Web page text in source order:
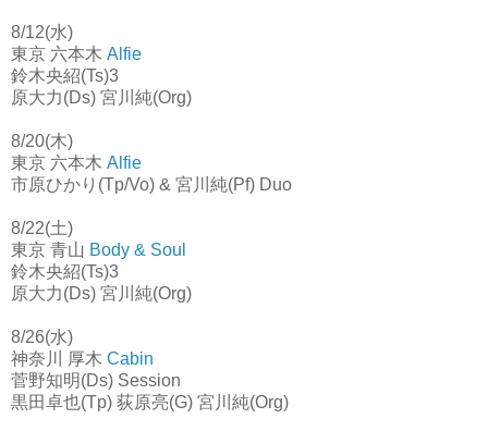
8/12(水)
東京 六本木 Alfie
鈴木央紹(Ts)3
原大力(Ds) 宮川純(Org)
8/20(木)
東京 六本木 Alfie
市原ひかり(Tp/Vo) & 宮川純(Pf) Duo
8/22(土)
東京 青山 Body & Soul
鈴木央紹(Ts)3
原大力(Ds) 宮川純(Org)
8/26(水)
神奈川 厚木 Cabin
菅野知明(Ds) Session
黒田卓也(Tp) 荻原亮(G) 宮川純(Org)